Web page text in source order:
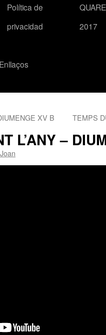
Política de
privacidad
2017
Enllaços
XV B TEMPS
L’ANY –
Joan